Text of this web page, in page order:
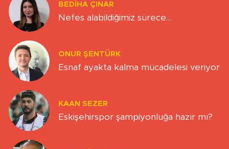
BEDIHA ÇINAR
Nefes alabildiğimiz sürece…
ONUR ŞENTÜRK
Esnaf ayakta kalma mücadelesi veriyor
KAAN SEZER
Eskişehirspor şampiyonluğa hazır mı?